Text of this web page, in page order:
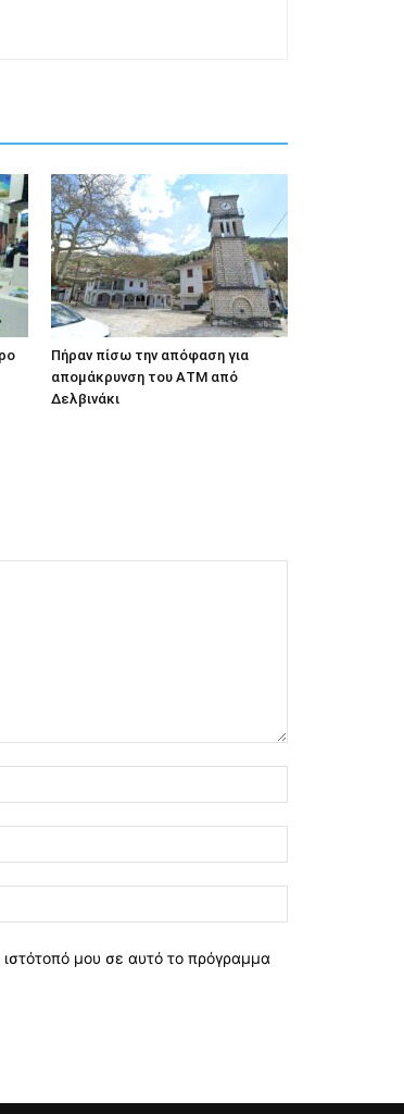
Πήραν πίσω την απόφαση για
απομάκρυνση του ΑΤΜ από
Δελβινάκι
μου σε αυτό το πρόγραμμα